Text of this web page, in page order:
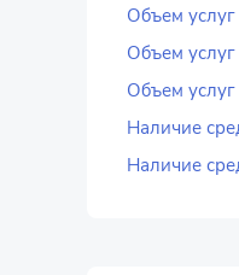
Объем
Объем услуг
Объем услуг
Наличие
Наличие